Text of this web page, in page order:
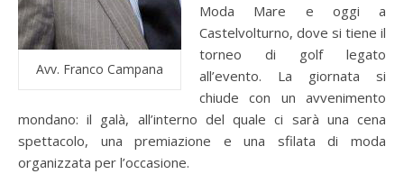
Avv. Franco Campana
Moda Mare e oggi a
Castelvolturno, dove si tiene il
torneo di golf legato
all’evento. La giornata si
chiude con un avvenimento
mondano: il galà, all’interno del quale ci sarà una cena
spettacolo, una premiazione e una sfilata di moda
organizzata per l’occasione.